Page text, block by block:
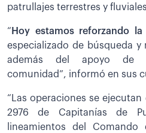
patrullajes terrestres y
“ Hoy estamos reforzando
especializado de búsqueda y
además del apoyo de
comunidad”, informó en sus
“Las operaciones se
2976 de Capitanías de
lineamientos del